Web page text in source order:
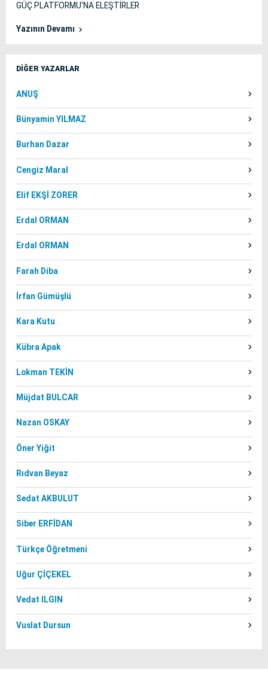
GÜÇ PLATFORMU'NA ELEŞTİRLER
Yazının Devamı
DİĞER YAZARLAR
ANUŞ
Bünyamin YILMAZ
Burhan Dazar
Cengiz Maral
Elif EKŞİ ZORER
Erdal ORMAN
Erdal ORMAN
Farah Diba
İrfan Gümüşlü
Kara Kutu
Kübra Apak
Lokman TEKİN
Müjdat BULCAR
Nazan OSKAY
Öner Yiğit
Rıdvan Beyaz
Sedat AKBULUT
Siber ERFİDAN
Türkçe Öğretmeni
Uğur ÇİÇEKEL
Vedat ILGIN
Vuslat Dursun